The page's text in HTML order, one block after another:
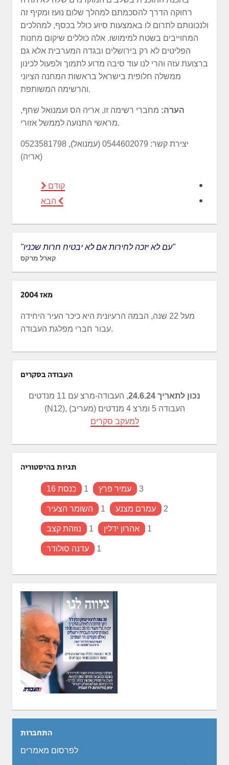
רחוקה הדרך להסכמתם למהלך שלום נועז ומקיף זה
ולנכונותם לתרום לו באמצעות סיוע כולל בכסף, למהלכים
המחוייבים בשטח למימושו. אלה כוללים שיקום מחנות
הפליטים לא רק בירושלים ובגדה המערבית אלא גם
ברצועת עזה והרי לנו עוד סיבה מדוע לתמוך ולפעול לכינון
ממשלה חלופית בישראל בראשות המחנה הציוני
והרשימה המשותפת.
הערה: מחברי רשימה זו, אריה הס ועמנואל שחף,
מראשי התנועה לממשל אזורי.
יצירת קשר: 0544602079 (עמנואל), 0523581798
(אריה)
קודם
הבא
"עם לא יזכה לחירות אם לא יבטיח חרות שכניו"
קארל מרקס
מאז 2004
מעל 22 שנה, הבמה הרעיונית היא כיכר העיר היחידה
עבור חברי מפלגת העבודה.
העבודה בסקרים
נכון לתאריך 24.6.24
, העבודה-מרצ עם 11 מנדטים
(N12), העבודה 5 ומרצ 4 מנדטים (מעריב)
למעקב סקרים
תגיות בהיסטוריה
כנסת 16 1 עמיר פרץ 3
השומר הצעיר 1 עמרם מצנע 2
נוזהת קצב 1 אהרון ידלין 1
עדנה סולודר 1
התחברות
לפרסום מאמרים